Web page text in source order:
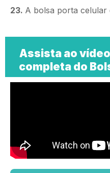
23. A bolsa porta celular
Assista ao
completa do